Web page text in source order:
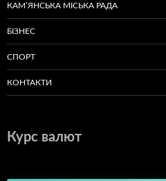
КАМ’ЯНСЬКА МІСЬКА РАДА
БІЗНЕС
СПОРТ
КОНТАКТИ
Курс валют